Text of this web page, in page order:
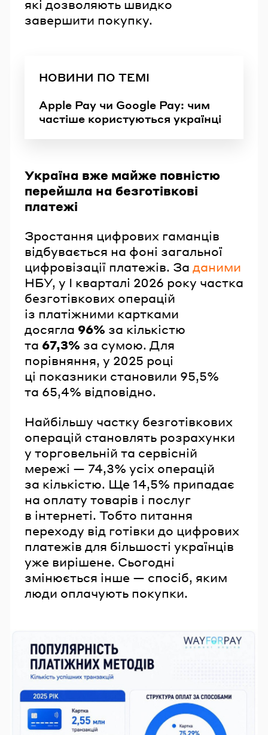
які дозволяють швидко
завершити покупку.
НОВИНИ ПО ТЕМІ
Apple Pay чи Google Pay: чим
частіше користуються українці
Україна вже майже повністю
перейшла на безготівкові
платежі
Зростання цифрових гаманців
відбувається на фоні загальної
цифровізації платежів. За даними
НБУ, у I кварталі 2026 року частка
безготівкових операцій
із платіжними картками
досягла 96% за кількістю
та 67,3% за сумою. Для
порівняння, у 2025 році
ці показники становили 95,5%
та 65,4% відповідно.
Найбільшу частку безготівкових
операцій становлять розрахунки
у торговельній та сервісній
мережі — 74,3% усіх операцій
за кількістю. Ще 14,5% припадає
на оплату товарів і послуг
в інтернеті. Тобто питання
переходу від готівки до цифрових
платежів для більшості українців
уже вирішене. Сьогодні
змінюється інше — спосіб, яким
люди оплачують покупки.